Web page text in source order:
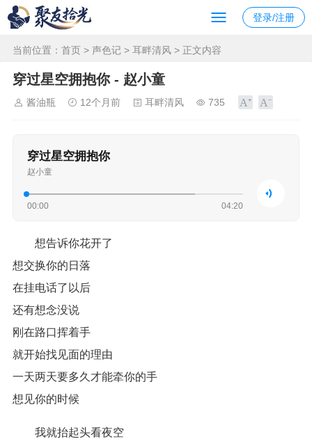
登录/注册
当前位置： 首页 > 声色记 > 耳畔清风 > 正文内容
穿过星空拥抱你 - 赵小童
酱油瓶 12个月前 耳畔清风 735
穿过星空拥抱你
赵小童
00:00 04:20
想告诉你花开了
想交换你的日落
在挂电话了以后
还有想念没说
刚在路口挥着手
就开始找见面的理由
一天两天要多久才能牵你的手
想见你的时候
我就抬起头看夜空